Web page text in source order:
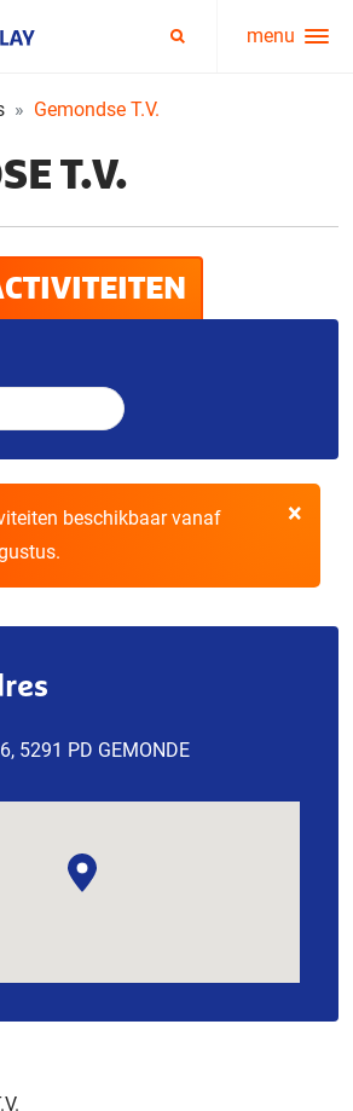
menu
Gemondse T.V.
T.V.
×
beschikbaar vanaf
5291 PD GEMONDE